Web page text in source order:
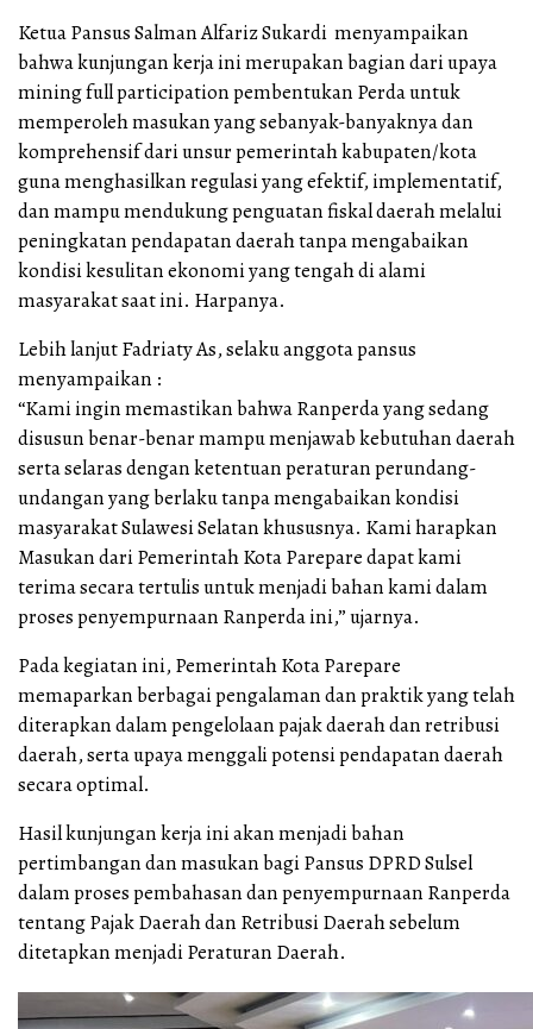
Ketua Pansus Salman Alfariz Sukardi menyampaikan
bahwa kunjungan kerja ini merupakan bagian dari upaya
mining full participation pembentukan Perda untuk
memperoleh masukan yang sebanyak-banyaknya dan
komprehensif dari unsur pemerintah kabupaten/kota
guna menghasilkan regulasi yang efektif, implementatif,
dan mampu mendukung penguatan fiskal daerah melalui
peningkatan pendapatan daerah tanpa mengabaikan
kondisi kesulitan ekonomi yang tengah di alami
masyarakat saat ini. Harpanya.
Lebih lanjut Fadriaty As, selaku anggota pansus
menyampaikan :
“Kami ingin memastikan bahwa Ranperda yang sedang
disusun benar-benar mampu menjawab kebutuhan daerah
serta selaras dengan ketentuan peraturan perundang-
undangan yang berlaku tanpa mengabaikan kondisi
masyarakat Sulawesi Selatan khususnya. Kami harapkan
Masukan dari Pemerintah Kota Parepare dapat kami
terima secara tertulis untuk menjadi bahan kami dalam
proses penyempurnaan Ranperda ini,” ujarnya.
Pada kegiatan ini, Pemerintah Kota Parepare
memaparkan berbagai pengalaman dan praktik yang telah
diterapkan dalam pengelolaan pajak daerah dan retribusi
daerah, serta upaya menggali potensi pendapatan daerah
secara optimal.
Hasil kunjungan kerja ini akan menjadi bahan
pertimbangan dan masukan bagi Pansus DPRD Sulsel
dalam proses pembahasan dan penyempurnaan Ranperda
tentang Pajak Daerah dan Retribusi Daerah sebelum
ditetapkan menjadi Peraturan Daerah.